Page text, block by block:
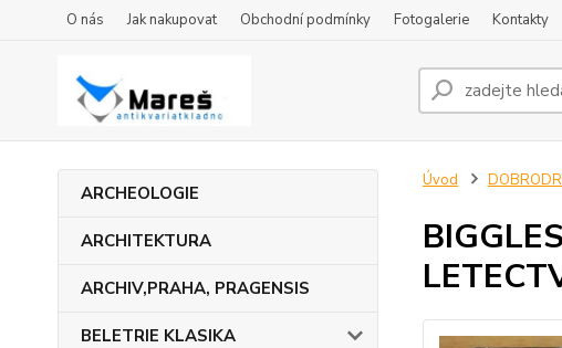
O nás Jak nakupovat Obchodní podmínky Fotogalerie Kontakty
ARCHEOLOGIE
ARCHITEKTURA
ARCHIV,PRAHA, PRAGENSIS
BELETRIE KLASIKA
Úvod